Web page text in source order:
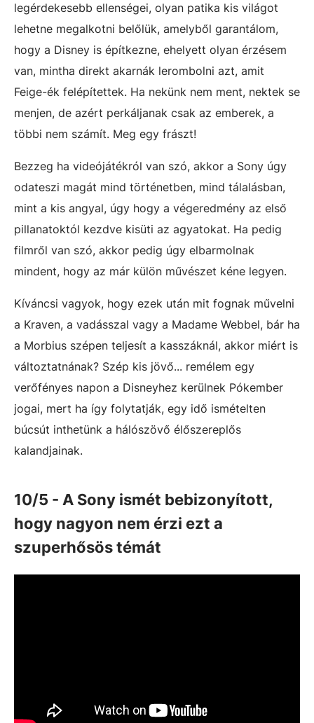
legérdekesebb ellenségei, olyan patika kis világot
lehetne megalkotni belőlük, amelyből garantálom,
hogy a Disney is építkezne, ehelyett olyan érzésem
van, mintha direkt akarnák lerombolni azt, amit
Feige-ék felépítettek. Ha nekünk nem ment, nektek se
menjen, de azért perkáljanak csak az emberek, a
többi nem számít. Meg egy frászt!
Bezzeg ha videójátékról van szó, akkor a Sony úgy
odateszi magát mind történetben, mind tálalásban,
mint a kis angyal, úgy hogy a végeredmény az első
pillanatoktól kezdve kisüti az agyatokat. Ha pedig
filmről van szó, akkor pedig úgy elbarmolnak
mindent, hogy az már külön művészet kéne legyen.
Kíváncsi vagyok, hogy ezek után mit fognak művelni
a Kraven, a vadásszal vagy a Madame Webbel, bár ha
a Morbius szépen teljesít a kasszáknál, akkor miért is
változtatnának? Szép kis jövő... remélem egy
verőfényes napon a Disneyhez kerülnek Pókember
jogai, mert ha így folytatják, egy idő ismételten
búcsút inthetünk a hálószövő élőszereplős
kalandjainak.
10/5 - A Sony ismét bebizonyított,
hogy nagyon nem érzi ezt a
szuperhősös témát